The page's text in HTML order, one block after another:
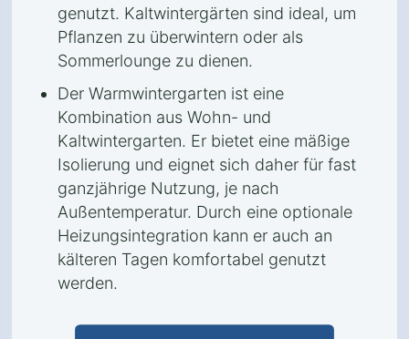
genutzt. Kaltwintergärten sind ideal, um
Pflanzen zu überwintern oder als
Sommerlounge zu dienen.
Der Warmwintergarten ist eine
Kombination aus Wohn- und
Kaltwintergarten. Er bietet eine mäßige
Isolierung und eignet sich daher für fast
ganzjährige Nutzung, je nach
Außentemperatur. Durch eine optionale
Heizungsintegration kann er auch an
kälteren Tagen komfortabel genutzt
werden.